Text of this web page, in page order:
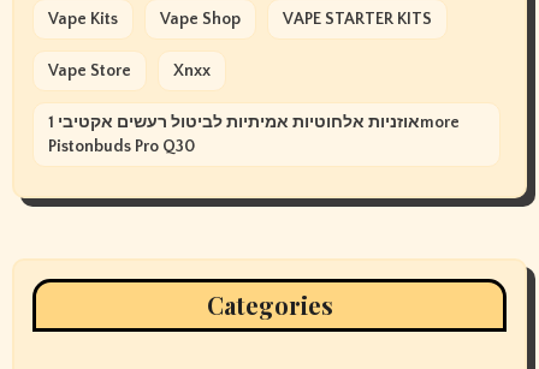
Vape Kits Vape Shop VAPE STARTER KITS
Vape Store Xnxx
אוזניות אלחוטיות אמיתיות לביטול רעשים אקטיבי 1more
Pistonbuds Pro Q30
Categories